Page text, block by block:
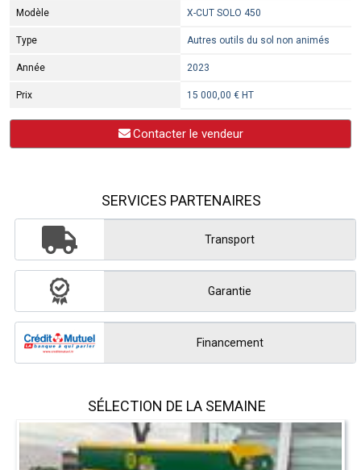
Modèle X-CUT SOLO 450
Type Autres outils du sol non animés
Année 2023
Prix 15 000,00 € HT
Contacter le vendeur
SERVICES PARTENAIRES
Transport
Garantie
Financement
SÉLECTION DE LA SEMAINE